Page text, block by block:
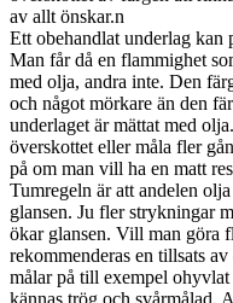
av allt önskar.n
Ett obehandlat underlag
Man får då en flammighet
med olja, andra inte. Den
och något mörkare än den
underlaget är mättat med
överskottet eller måla fler
på om man vill ha en matt
Tumregeln är att andelen
glansen. Ju fler strykningar
ökar glansen. Vill man göra
rekommenderas en tillsats
målar på till exempel
kännas trög och svårmålad.